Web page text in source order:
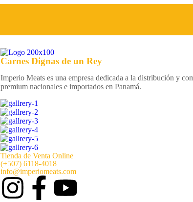
Carnes Dignas de un Rey
Imperio Meats es una empresa dedicada a la distribución y
premium nacionales e importados en Panamá.
Tienda de Venta Online
(+507) 6118-4018
info@imperiomeats.com